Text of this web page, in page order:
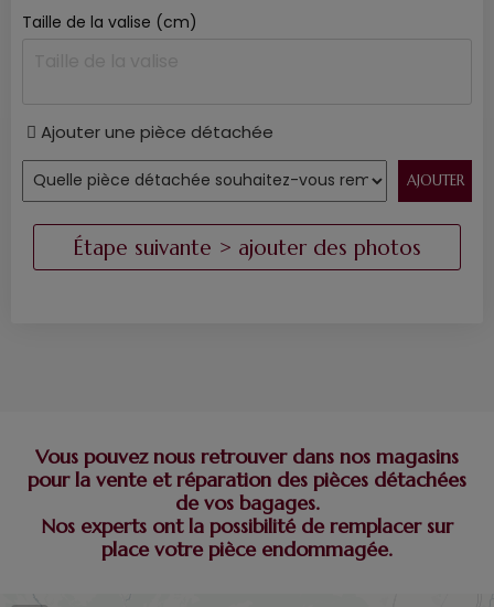
Taille de la valise (cm)
Ajouter une pièce détachée
Vous pouvez nous retrouver dans nos magasins
pour la vente et réparation des pièces détachées
de vos bagages.
Nos experts ont la possibilité de remplacer sur
place votre pièce endommagée.